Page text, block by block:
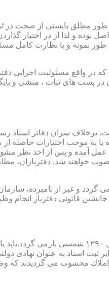
مطلق بایستی از صحت در
و لذا از در اختیار گذاردن
طور نمونه و با نظارت کامل
که در واقع مسئولیت
در پست های ثبات ، منشی و
عمل آمده و پس از اخذ نظر
می گردد و غیر از نامبرده،
قانونی دفتریار
نطفه اولیه و ابتدایی شكل گیری مركزیتی جهت ثبت
آنان در ماده ۴۷ قانون